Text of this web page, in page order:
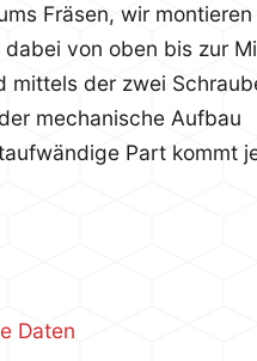
Fräsen, wir
von oben bis zur
mittels der zwei
mechanische Aufbau
Part kommt
Daten